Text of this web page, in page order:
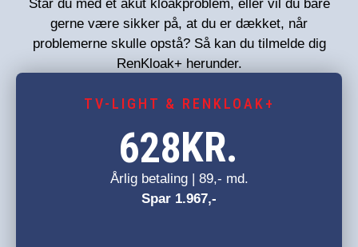
Står du med et akut kloakproblem, eller vil du bare
gerne være sikker på, at du er dækket, når
problemerne skulle opstå? Så kan du tilmelde dig
RenKloak+ herunder.
TV-LIGHT & RENKLOAK+
628KR.
Årlig betaling | 89,- md.
Spar 1.967,-